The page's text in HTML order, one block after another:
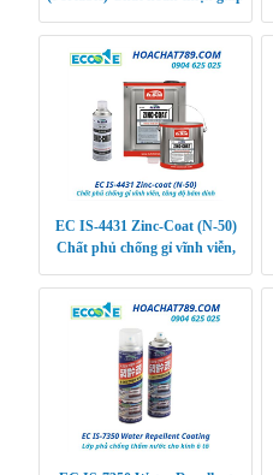
EC IS-4431 Zinc-Coat (N-50)
Chất phủ chống gỉ vĩnh viễn,